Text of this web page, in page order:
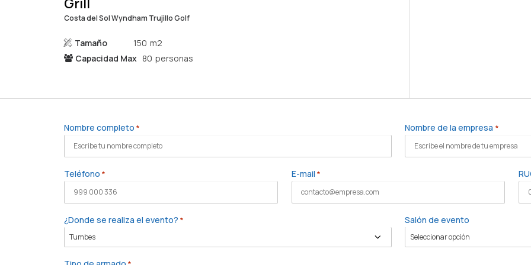
Grill
Costa del Sol Wyndham Trujillo Golf
Tamaño
150
Capacidad Max 80
Nombre completo * Nombre de la empresa *
Teléfono * E-mail *
¿Donde se realiza el evento? * Salón de evento